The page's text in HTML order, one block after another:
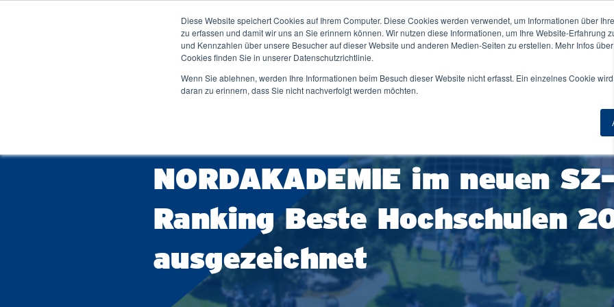
Diese Website speichert Cookies auf Ihrem Computer. Diese Cookies werden verwendet, um Informationen über
zu erfassen und damit wir uns an Sie erinnern können. Wir nutzen diese Informationen, um Ihre Website-Erfahrung
und Kennzahlen über unsere Besucher auf dieser Website und anderen Medien-Seiten zu erstellen. Mehr Infos
Cookies finden Sie in unserer Datenschutzrichtlinie.
Wenn Sie ablehnen, werden Ihre Informationen beim Besuch dieser Website nicht erfasst. Ein einzelnes Cookie
daran zu erinnern, dass Sie nicht nachverfolgt werden möchten.
Studium ↓
Betriebswirtschaftslehre
Wirtschaftsingenieurwesen
Duale Studiengänge Schwerpunkte
Studium Generale (Seminarwesen)
Angewandte Künstliche Intelligenz
Applied Data Science & AI Management
Financial Management and Accounting
General Management
HR-Management & Wirtschaftspsychologie
Wirtschaftsingenieurwesen
Deine NORDAKADEMIE ↓
Mensa
Studentische
Vereinigungen
Student Life
Standort Elmshorn
Standort Hamburg
Karriere
Für Unternehmen ↓
Beratung & Kontakt
NORDAKADEMIE im neuen
Ranking Beste Hochschulen
ausgezeichnet